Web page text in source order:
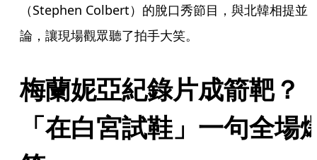
（Stephen Colbert）的脫口秀節目，與北韓相提並
論，讓現場觀眾聽了拍手大笑。
梅蘭妮亞紀錄片成箭靶
「在白宮試鞋」一句全場